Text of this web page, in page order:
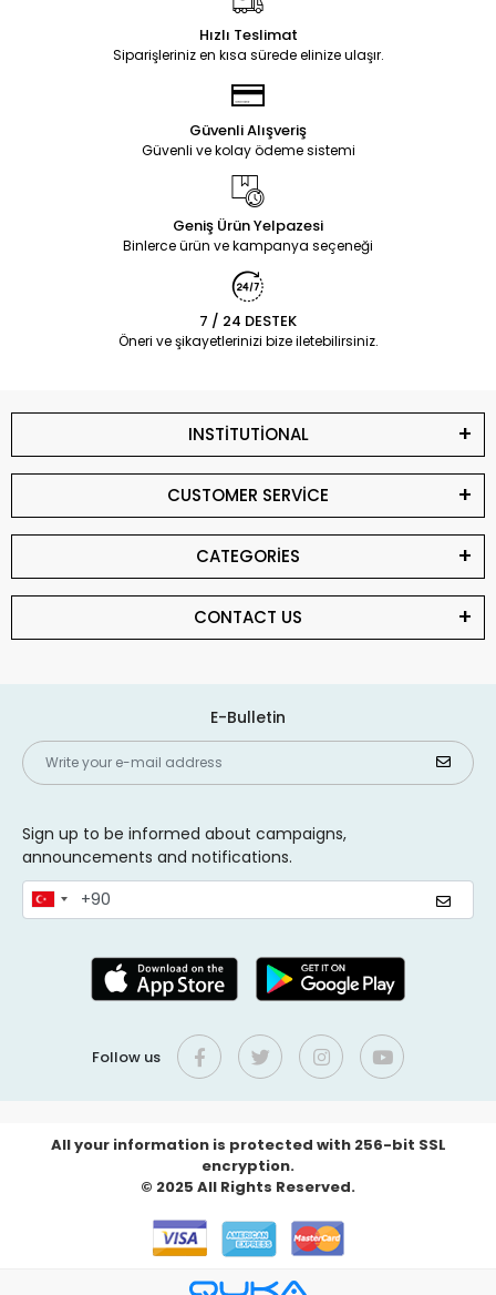
Hızlı Teslimat
Siparişleriniz en kısa sürede elinize ulaşır.
Güvenli Alışveriş
Güvenli ve kolay ödeme sistemi
Geniş Ürün Yelpazesi
Binlerce ürün ve kampanya seçeneği
7 / 24 DESTEK
Öneri ve şikayetlerinizi bize iletebilirsiniz.
INSTİTUTİONAL
CUSTOMER SERVİCE
CATEGORİES
CONTACT US
E-Bulletin
Sign up to be informed about campaigns,
announcements and notifications.
Follow us
All your information is protected with 256-bit SSL
encryption.
© 2025 All Rights Reserved.